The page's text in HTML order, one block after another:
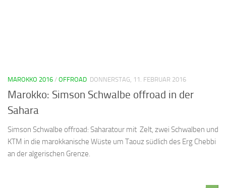
MAROKKO 2016 / OFFROAD DONNERSTAG, 11. FEBRUAR 2016
Marokko: Simson Schwalbe offroad in der
Sahara
Simson Schwalbe offroad: Saharatour mit Zelt, zwei Schwalben und
KTM in die marokkanische Wüste um Taouz südlich des Erg Chebbi
an der algerischen Grenze.